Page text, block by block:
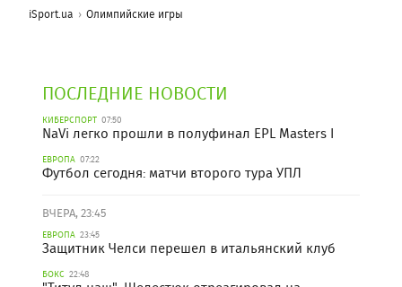
iSport.ua Олимпийские игры
ПОСЛЕДНИЕ НОВОСТИ
КИБЕРСПОРТ 07:50
NaVi легко прошли в полуфинал EPL Masters I
ЕВРОПА 07:22
Футбол сегодня: матчи второго тура УПЛ
ВЧЕРА, 23:45
ЕВРОПА 23:45
Защитник Челси перешел в итальянский клуб
БОКС 22:48